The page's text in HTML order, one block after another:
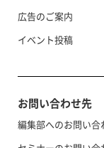
広告のご案内
イベント投稿
お問い合わせ先
編集部へのお問い合